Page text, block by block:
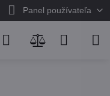
Panel používateľa